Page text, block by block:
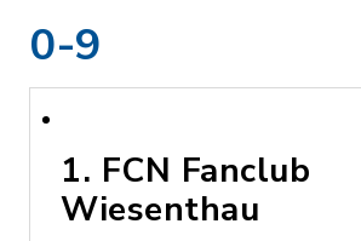
0-9
1. FCN Fanclub
Wiesenthau